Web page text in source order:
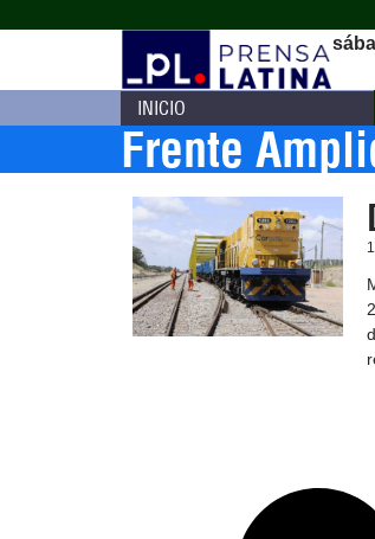
INICIO
Frente